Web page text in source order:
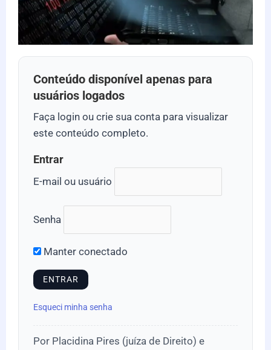
Conteúdo disponível apenas para
usuários logados
Faça login ou crie sua conta para visualizar
este conteúdo completo.
Entrar
E-mail ou usuário
Senha
Manter conectado
Esqueci minha senha
Por Placidina Pires (juíza de Direito) e